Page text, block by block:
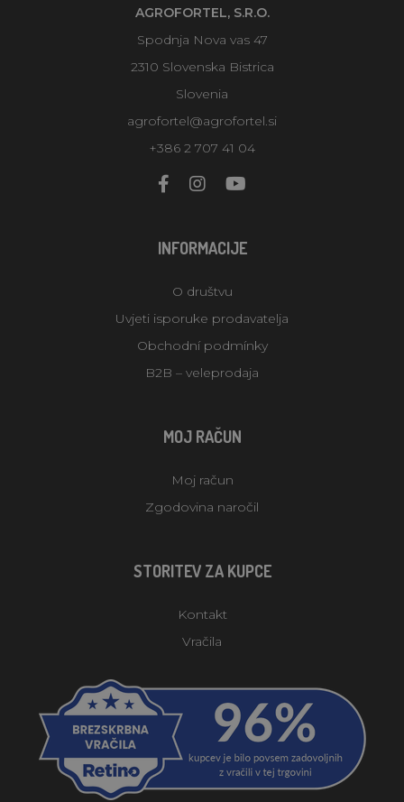
AGROFORTEL, S.R.O.
Spodnja Nova vas 47
2310 Slovenska Bistrica
Slovenia
agrofortel@agrofortel.si
+386 2 707 41 04
INFORMACIJE
O društvu
Uvjeti isporuke prodavatelja
Obchodní podmínky
B2B – veleprodaja
MOJ RAČUN
Moj račun
Zgodovina naročil
STORITEV ZA KUPCE
Kontakt
Vračila